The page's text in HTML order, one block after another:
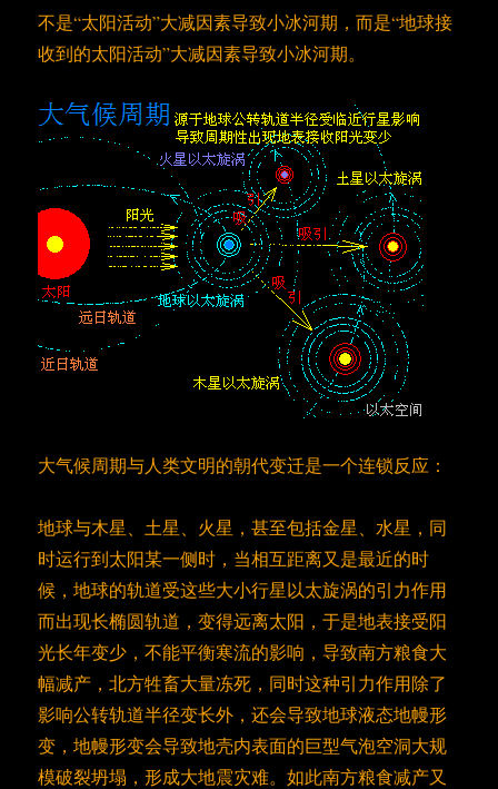
不是“太阳活动”大减因素导致小冰河期，而是“地球接
收到的太阳活动”大减因素导致小冰河期。
大气候周期与人类文明的朝代变迁是一个连锁反应：
地球与木星、土星、火星，甚至包括金星、水星，同
时运行到太阳某一侧时，当相互距离又是最近的时
候，地球的轨道受这些大小行星以太旋涡的引力作用
而出现长椭圆轨道，变得远离太阳，于是地表接受阳
光长年变少，不能平衡寒流的影响，导致南方粮食大
幅减产，北方牲畜大量冻死，同时这种引力作用除了
影响公转轨道半径变长外，还会导致地球液态地幔形
变，地幔形变会导致地壳内表面的巨型气泡空洞大规
模破裂坍塌，形成大地震灾难。如此南方粮食减产又